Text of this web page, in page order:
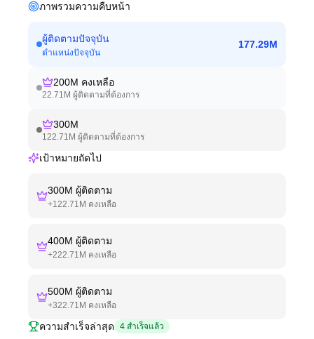
ภาพรวมความคืบหน้า
ผู้ติดตามปัจจุบัน
ตำแหน่งปัจจุบัน
177.29M
200M คงเหลือ
22.71M ผู้ติดตามที่ต้องการ
300M
122.71M ผู้ติดตามที่ต้องการ
เป้าหมายถัดไป
300M ผู้ติดตาม
+122.71M คงเหลือ
400M ผู้ติดตาม
+222.71M คงเหลือ
500M ผู้ติดตาม
+322.71M คงเหลือ
ความสำเร็จล่าสุด 4 สำเร็จแล้ว